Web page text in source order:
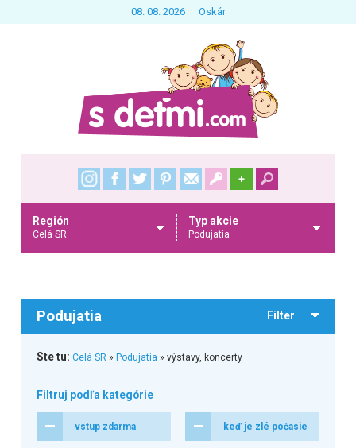
08. 08. 2026 Oskár
+
Región
Celá SR
Typ akcie
Podujatia
Podujatia Filter
Ste tu: Celá SR» Podujatia » výstavy, koncerty
Filtruj podľa kategórie
vstup zdarma keď je zlé počasie